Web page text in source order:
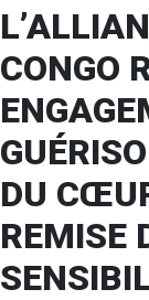
CONGO
DU
REMISE